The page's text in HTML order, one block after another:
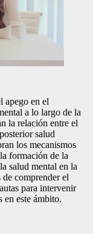
apego en el
a lo largo de la
la relación entre el
salud
los mecanismos
formación de la
salud mental en la
comprender el
para intervenir
en este ámbito.